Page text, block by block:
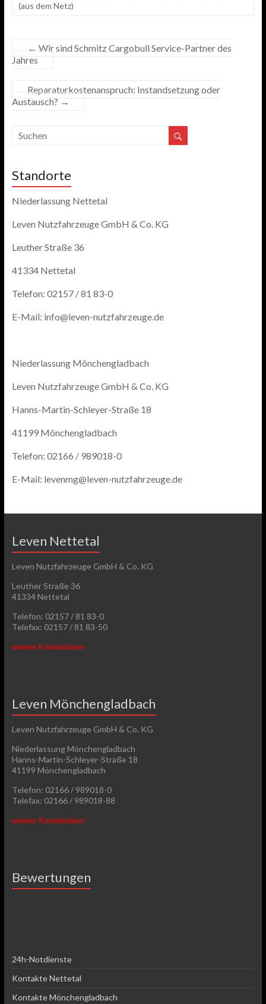
(aus dem Netz)
← Wir sind Schmitz Cargobull Service-Partner des
Jahres
Reparaturkostenanspruch: Instandsetzung oder
Austausch? →
Standorte
Niederlassung Nettetal
Leven Nutzfahrzeuge GmbH & Co. KG
Leuther Straße 36
41334 Nettetal
Telefon: 02157 / 81 83-0
E-Mail: info@leven-nutzfahrzeuge.de
Niederlassung Mönchengladbach
Leven Nutzfahrzeuge GmbH & Co. KG
Hanns-Martin-Schleyer-Straße 18
41199 Mönchengladbach
Telefon: 02166 / 989018-0
E-Mail: levenmg@leven-nutzfahrzeuge.de
Leven Nettetal
Leven Nutzfahrzeuge GmbH & Co. KG
Leuther Straße 36
41334 Nettetal
Telefon: 02157 / 81 83-0
Telefax: 02157 / 81 83-50
weitere Kontaktdaten
Leven Mönchengladbach
Leven Nutzfahrzeuge GmbH & Co. KG
Niederlassung Mönchengladbach
Hanns-Martin-Schleyer-Straße 18
41199 Mönchengladbach
Telefon: 02166 / 989018-0
Telefax: 02166 / 989018-88
weitere Kontaktdaten
Bewertungen
24h-Notdienste
Kontakte Nettetal
Kontakte Mönchengladbach